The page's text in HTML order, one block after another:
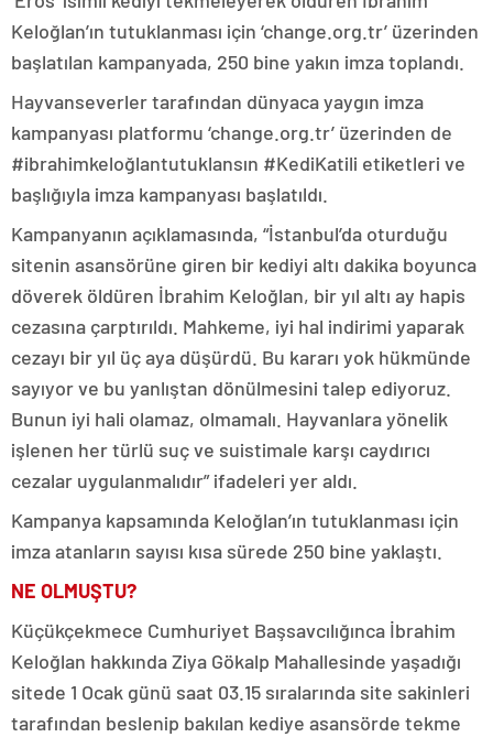
Keloğlan’ın tutuklanması için ‘change.org.tr’ üzerinden
başlatılan kampanyada, 250 bine yakın imza toplandı.
Hayvanseverler tarafından dünyaca yaygın imza
kampanyası platformu ‘change.org.tr’ üzerinden de
#ibrahimkeloğlantutuklansın #KediKatili etiketleri ve
başlığıyla imza kampanyası başlatıldı.
Kampanyanın açıklamasında, “İstanbul’da oturduğu
sitenin asansörüne giren bir kediyi altı dakika boyunca
döverek öldüren İbrahim Keloğlan, bir yıl altı ay hapis
cezasına çarptırıldı. Mahkeme, iyi hal indirimi yaparak
cezayı bir yıl üç aya düşürdü. Bu kararı yok hükmünde
sayıyor ve bu yanlıştan dönülmesini talep ediyoruz.
Bunun iyi hali olamaz, olmamalı. Hayvanlara yönelik
işlenen her türlü suç ve suistimale karşı caydırıcı
cezalar uygulanmalıdır” ifadeleri yer aldı.
Kampanya kapsamında Keloğlan’ın tutuklanması için
imza atanların sayısı kısa sürede 250 bine yaklaştı.
NE OLMUŞTU?
Küçükçekmece Cumhuriyet Başsavcılığınca İbrahim
Keloğlan hakkında Ziya Gökalp Mahallesinde yaşadığı
sitede 1 Ocak günü saat 03.15 sıralarında site sakinleri
tarafından beslenip bakılan kediye asansörde tekme